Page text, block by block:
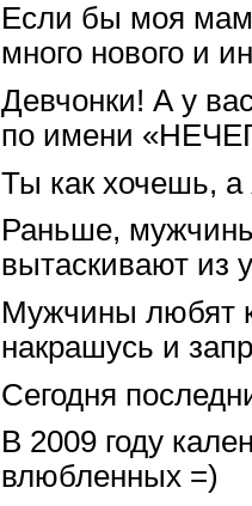
Если бы моя
много нового и
Девчонки! А у
по имени
Ты как хочешь,
Раньше,
вытаскивают
Мужчины любят
накрашусь и
Сегодня
В 2009 году
влюбленных =)